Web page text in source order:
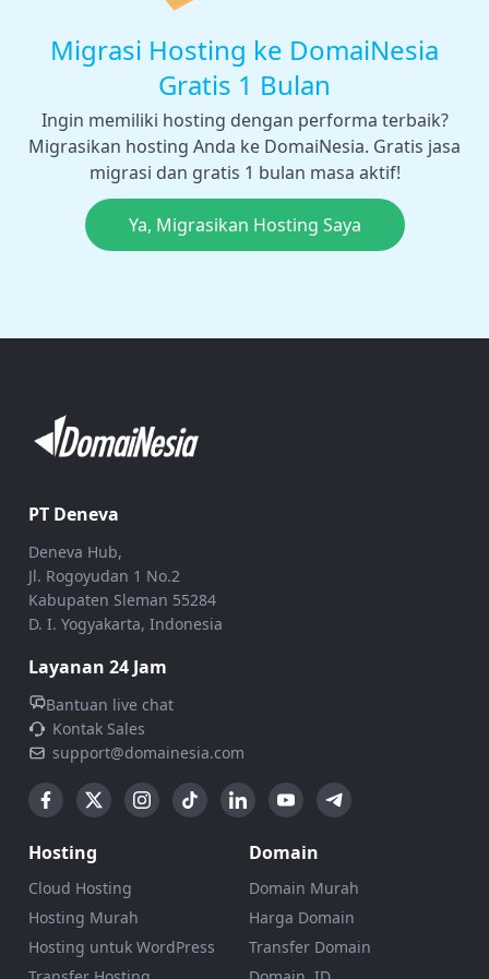
Migrasi Hosting ke DomaiNesia
Gratis 1 Bulan
Ingin memiliki hosting dengan performa terbaik?
Migrasikan hosting Anda ke DomaiNesia. Gratis jasa
migrasi dan gratis 1 bulan masa aktif!
Ya, Migrasikan Hosting Saya
PT Deneva
Deneva Hub,
Jl. Rogoyudan 1 No.2
Kabupaten Sleman 55284
D. I. Yogyakarta, Indonesia
Layanan 24 Jam
Bantuan live chat
Kontak Sales
support@domainesia.com
Hosting
Cloud Hosting
Hosting Murah
Hosting untuk WordPress
Domain
Domain Murah
Harga Domain
Transfer Domain